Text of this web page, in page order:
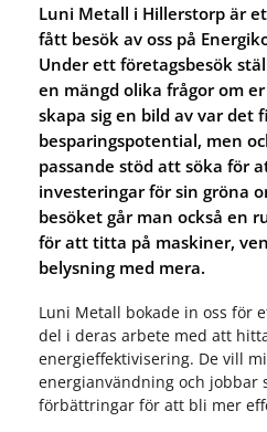
Luni Metall i Hillerstorp är
fått besök av oss på
Under ett företagsbesök
en mängd olika frågor om
skapa sig en bild av var det
besparingspotential, men
passande stöd att söka för
investeringar för sin gröna
besöket går man också en
för att titta på maskiner,
belysning med mera.
Luni Metall bokade in oss för
del i deras arbete med att
energieffektivisering. De vill
energianvändning och jobbar
förbättringar för att bli mer